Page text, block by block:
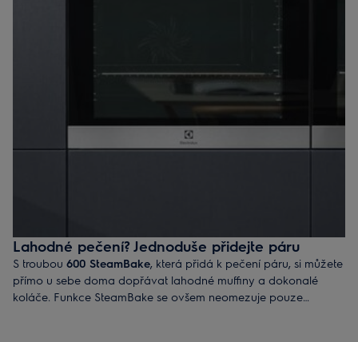
Lahodné pečení? Jednoduše přidejte páru
S troubou 600 SteamBake, která přidá k pečení páru, si můžete
přímo u sebe doma dopřávat lahodné muffiny a dokonalé
koláče. Funkce SteamBake se ovšem neomezuje pouze